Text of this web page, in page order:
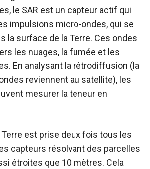
le SAR est un capteur actif qui
impulsions micro-ondes, qui se
la surface de la Terre. Ces ondes
les nuages, la fumée et les
En analysant la rétrodiffusion (la
reviennent au satellite), les
mesurer la teneur en
Terre est prise deux fois tous les
capteurs résolvant des parcelles
étroites que 10 mètres. Cela